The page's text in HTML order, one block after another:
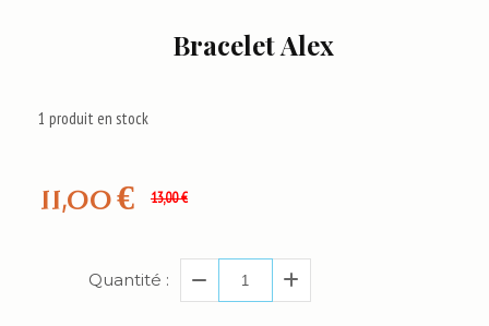
Bracelet Alex
11,00€ 13,00€
1 produit en stock
Quantité :